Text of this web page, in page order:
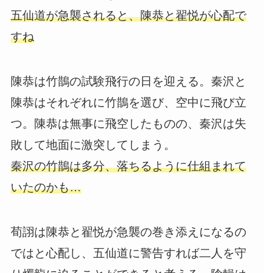
五仙道が急襲されると、陳恭と翟悦が心配で
すね
陳恭は竹鵲の試験飛行の日を迎える。秦沢と
陳恭はそれぞれに竹鵲を選び、空中に飛び立
つ。陳恭は無事に飛空したものの、秦沢は失
敗して地面に激突してしまう。
秦沢の竹鵲は多分、落ちるように仕組まれて
いたのかも…
荀詡は陳恭と翟悦が急襲の巻き添えになるの
ではと心配し、五仙道に警告すれば二人を守